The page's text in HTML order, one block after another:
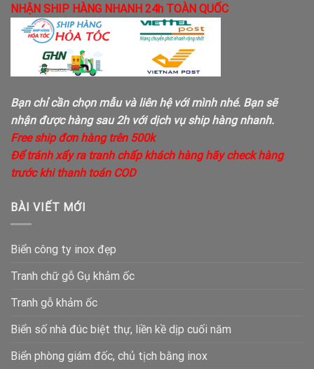
NHẬN SHIP HÀNG NHANH 24h TOÀN QUỐC
Bạn chỉ cần chọn mẫu và liên hệ với mình nhé. Bạn sẽ
nhận được hàng sau 2h với dịch vụ ship hàng nhanh.
Free ship đơn hàng trên 500k
Để tránh xẩy ra tranh chấp khách hàng hãy check hàng
trước khi thanh toán COD
BÀI VIẾT MỚI
Biển công ty inox đẹp
Tranh chữ gỗ Gụ khảm ốc
Tranh gỗ khảm ốc
Biển số nhà đúc biệt thự, liền kề dịp cuối năm
Biển phòng giám đốc, chủ tịch bằng inox